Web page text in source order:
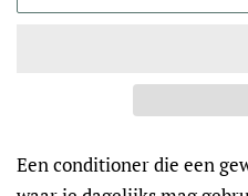
Een conditioner die een